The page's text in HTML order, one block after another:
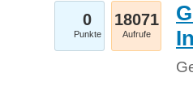
0
Punkte
18071
Aufrufe